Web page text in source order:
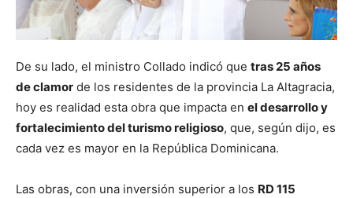
De su lado, el ministro Collado indicó que tras 25 años
de clamor de los residentes de la provincia La Altagracia,
hoy es realidad esta obra que impacta en el desarrollo y
fortalecimiento del turismo religioso, que, según dijo, es
cada vez es mayor en la República Dominicana.
Las obras, con una inversión superior a los RD 115